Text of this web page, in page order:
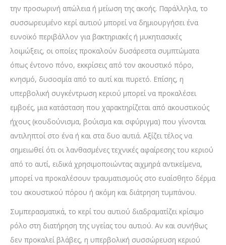
την προσωρινή απώλεια ή μείωση της ακοής. Παράλληλα, το
συσσωρευμένο κερί αυτιού μπορεί να δημιουργήσει ένα
ευνοϊκό περιβάλλον για βακτηριακές ή μυκητιασικές
λοιμώξεις, οι οποίες προκαλούν δυσάρεστα συμπτώματα
όπως έντονο πόνο, εκκρίσεις από τον ακουστικό πόρο,
κνησμό, δυσοσμία από το αυτί και πυρετό. Επίσης, η
υπερβολική συγκέντρωση κεριού μπορεί να προκαλέσει
εμβοές, μια κατάσταση που χαρακτηρίζεται από ακουστικούς
ήχους (κουδούνισμα, βούισμα και σφύριγμα) που γίνονται
αντιληπτοί στο ένα ή και στα δυο αυτιά. Αξίζει τέλος να
σημειωθεί ότι οι λανθασμένες τεχνικές αφαίρεσης του κεριού
από το αυτί, ειδικά χρησιμοποιώντας αιχμηρά αντικείμενα,
μπορεί να προκαλέσουν τραυματισμούς στο ευαίσθητο δέρμα
του ακουστικού πόρου ή ακόμη και διάτρηση τυμπάνου.
Συμπερασματικά, το κερί του αυτιού διαδραματίζει κρίσιμο
ρόλο στη διατήρηση της υγείας του αυτιού. Αν και συνήθως
δεν προκαλεί βλάβες, η υπερβολική συσσώρευση κεριού